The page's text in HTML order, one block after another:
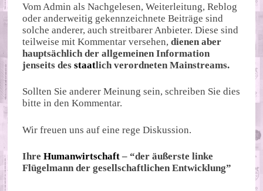
Vom Admin als Nachgelesen, Weiterleitung, Reblog
oder anderweitig gekennzeichnete Beiträge sind
solche anderer, auch streitbarer Anbieter. Diese sind
teilweise mit Kommentar versehen,dienen aber
hauptsächlich der allgemeinen Information
jenseits desstaatlich verordneten Mainstreams.
Sollten Sie anderer Meinung sein, schreiben Sie dies
bitte in den Kommentar.
Wir freuen uns auf eine rege Diskussion.
IhreHumanwirtschaft – “der äußerste linke
Flügelmann der gesellschaftlichen Entwicklung”